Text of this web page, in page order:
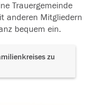
Trauergemeinde
anderen Mitgliedern
bequem ein.
zu